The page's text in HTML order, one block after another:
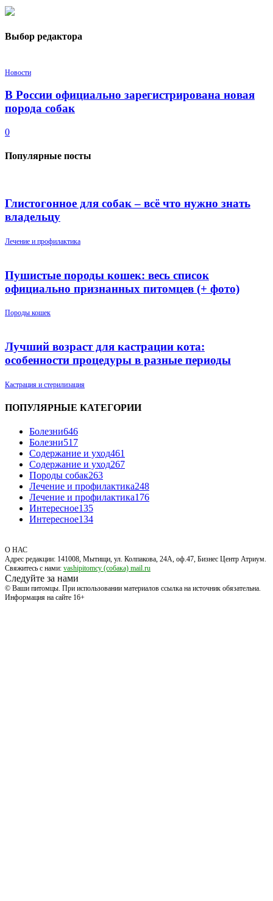
Выбор редактора
Новости
В России официально зарегистрирована новая
порода собак
0
Популярные посты
Глистогонное для собак – всё что нужно знать
владельцу
Лечение и профилактика
Пушистые породы кошек: весь список
официально признанных питомцев (+ фото)
Породы кошек
Лучший возраст для кастрации кота:
особенности процедуры в разные периоды
Кастрация и стерилизация
ПОПУЛЯРНЫЕ КАТЕГОРИИ
Болезни646
Болезни517
Содержание и уход461
Содержание и уход267
Породы собак263
Лечение и профилактика248
Лечение и профилактика176
Интересное135
Интересное134
О НАС
Адрес редакции: 141008, Мытищи, ул. Колпакова, 24А, оф.47, Бизнес Центр Атриум.
Свяжитесь с нами: vashipitomcy (собака) mail.ru
Следуйте за нами
© Ваши питомцы. При использовании материалов ссылка на источник обязательна.
Информация на сайте 16+